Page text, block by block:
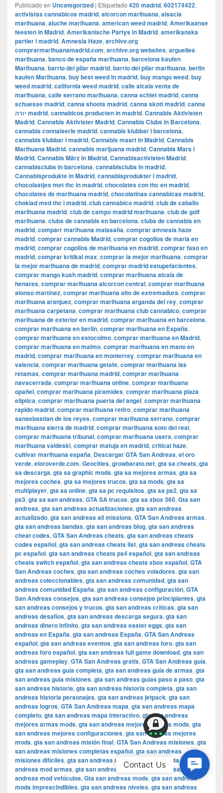
Publicado en Uncategorized | Etiquetado 420 madrid, 602174422,
activistas cannabicos madrid, alcorcon marihuana, alsacia
marihuana, aluche marihuana, american weed madrid, Amerikaanse
feesten in Madrid, Amerikanische Partys in Madrid, amerikanska
partier i madrid, Amnesia Haze, archive.org
comprarmarihuanamadrid.com, archive.org websites, arguelles
marihuana, banco de españa marihuana, barcelona kaufen
Marihuana, barrio del pilar madrid, barrio del pilar marihuana, berlin
kaufen Marihuana, buy best weed in madrid, buy mango weed, buy
weed madrid, california weed madrid, calle alcala venta de
marihuana, calle serrano marihuana, canna schiet madrid, canna
schuesse madrid, canna shoots madrid, canna skott madrid, canna
יורה madrid, cannabicos producten in madrid, Cannabis Aktivisten
Madrid, Cannabis Aktivister Madrid, Cannabis Clubs in Barcelona,
cannabis connaiserie madrid, cannabis klubbar i barcelona,
cannabis klubbar i madrid, Cannabis maart in Madrid, Cannabis
Marihuana Madrid, cannabis marijuana madrid, Cannabis Mars i
Madrid, Cannabis März in Madrid, Cannabisactivisten Madrid,
cannabisclubs in barcelona, cannabisclubs in madrid,
Cannabisprodukte in Madrid, cannabisprodukter i madrid,
chocolaatjes met thc in madrid, chocolates con thc en madrid,
chocolates de marihuana madrid, chocolatinas cannabicas madrid,
choklad med thc i madrid, club cannabico madrid, club de caballo
marihuana madrid, club de campo madrid marihuana, club de golf
marihuana, clubs de cannabis en barcelona, clubs de cannabis en
madrid, comparr marihuana malasaña, comprar amnesia haze
madrid, comprar cannabis Madrid, comprar cogollos de maria en
madrid, comprar cogollos de marihuana en madrid, comprar faso en
madrid, comprar kritikal max, comprar la mejor marihuana, comprar
la mejor marihuana de madrid, comprar madrid estupefacientes,
comprar mango kush madrid, comprar marihuana alcala de
henares, comprar marihuana alcorcon central, comprar marihuana
alonso martinez, comprar marihuana alto de extremadura, comprar
marihuana aranjuez, comprar marihuana arganda del rey, comprar
marihuana carpetana, comprar marihuana club cannabico, comprar
marihuana de exterior en madrid, comprar marihuana en barcelona,
comprar marihuana en berlin, comprar marihuana en España,
comprar marihuana en estocolmo, comprar marihuana en Madrid,
comprar marihuana en malmo, comprar marihuana en mano en
madrid, comprar marihuana en monterrey, comprar marihuana en
valencia, comprar marihuana getafe, comprar marihuana las
retamas, comprar marihuana madrid, comprar marihuana
navacerrada, comprar marihuana online, comprar marihuana
opañel, comprar marihuana pìramides, comprar marihuana plaza
eliptica, comprar marihuana puerta del angel, comprar marihuana
rapido madrid, comprar marihuana retiro, comprar marihuana
sansebastian de los reyes, comprar marihuana serrano, comprar
marihuana sierra de madrid, comprar marihuana soto del real,
comprar marihuana tribunal, comprar marihuana usera, comprar
marihuana valdeski, comprar matuja en madrid, critical haze,
cultivar marihuana españa, Descargar GTA San Andreas, el oro
verde, eloroverde.com, Geocities, growbarato.net, gta sa cheats, gta
sa descarga, gta sa graphic mods, gta sa mejores armas, gta sa
mejores coches, gta sa mejores trucos, gta sa mods, gta sa
multiplayer, gta sa online, gta sa pc requisitos, gta sa ps2, gta sa
ps3, gta sa san andreas, GTA SA trucos, gta sa xbox 360, Gta san
andreas, gta san andreas actualizaciones, gta san andreas
actualizado, gta san andreas all missions, GTA San Andreas armas,
gta san andreas bandas, gta san andreas blog, gta san andreas
cheat codes, GTA San Andreas cheats, gta san andreas cheats
codes español, gta san andreas cheats list, gta san andreas cheats
pc español, gta san andreas cheats ps4 español, gta san andreas
cheats switch español, gta san andreas cheats xbox español, GTA
San Andreas coches, gta san andreas coches voladores, gta san
andreas coleccionables, gta san andreas comunidad, gta san
andreas comunidad España, gta san andreas configuración, GTA
San Andreas consejos, gta san andreas consejos principiantes, gta
san andreas consejos y trucos, gta san andreas críticas, gta san
andreas desafíos, gta san andreas descarga segura, gta san
andreas dinero infinito, gta san andreas easter eggs, gta san
andreas en España, gta san andreas España, GTA San Andreas
español, gta san andreas eventos, gta san andreas foro, gta san
andreas foro español, gta san andreas full game download, gta san
andreas gameplay, GTA San Andreas gratis, GTA San Andreas guía,
gta san andreas guía completa, gta san andreas guía de armas, gta
san andreas guía misiones, gta san andreas guías paso a paso, gta
san andreas historia, gta san andreas historia completa, gta san
andreas historia personajes, gta san andreas jetpack, gta san
andreas logros, GTA San Andreas mapa, gta san andreas mapa
completo, gta san andreas mapa interactivo, gta san andreas
mejores armas mods, gta san andreas mejores coches mods, gta
san andreas mejores configuraciones, gta san andreas mejores
mods, gta san andreas misión final, GTA San Andreas misiones, gta
san andreas misiones completas español, gta san andreas
misiones difíciles, gta san andreas misiones secretas
gta san
andreas mod armas, gta san andreas mod gráficos,gta san
andreas mod vehículos, Gta san andreas mods, gta san andreas
mods imprescindibles, gta san andreas niveles, gta san andreas
Us
Contact Us